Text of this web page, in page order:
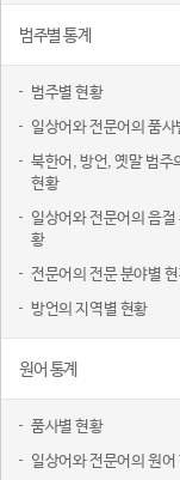
범주별 통계
범주별 현황
일상어와 전문어의 품사
북한어, 방언, 옛말 범주
현황
일상어와 전문어의 음절
황
전문어의 전문 분야별
방언의 지역별 현황
원어 통계
품사별 현황
일상어와 전문어의 원어